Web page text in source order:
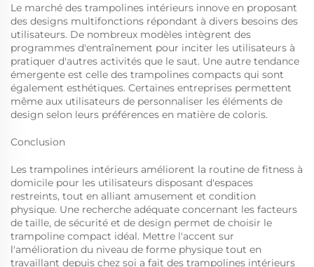
Le marché des trampolines intérieurs innove en proposant
des designs multifonctions répondant à divers besoins des
utilisateurs. De nombreux modèles intègrent des
programmes d'entraînement pour inciter les utilisateurs à
pratiquer d'autres activités que le saut. Une autre tendance
émergente est celle des trampolines compacts qui sont
également esthétiques. Certaines entreprises permettent
même aux utilisateurs de personnaliser les éléments de
design selon leurs préférences en matière de coloris.
Conclusion
Les trampolines intérieurs améliorent la routine de fitness à
domicile pour les utilisateurs disposant d'espaces
restreints, tout en alliant amusement et condition
physique. Une recherche adéquate concernant les facteurs
de taille, de sécurité et de design permet de choisir le
trampoline compact idéal. Mettre l'accent sur
l'amélioration du niveau de forme physique tout en
travaillant depuis chez soi a fait des trampolines intérieurs